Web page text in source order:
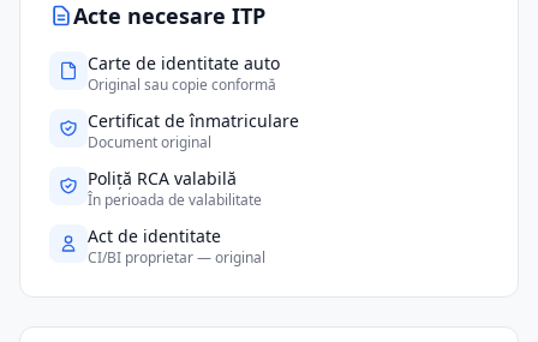
Acte necesare ITP
Carte de identitate auto
Original sau copie conformă
Certificat de înmatriculare
Document original
Poliță RCA valabilă
În perioada de valabilitate
Act de identitate
CI/BI proprietar — original